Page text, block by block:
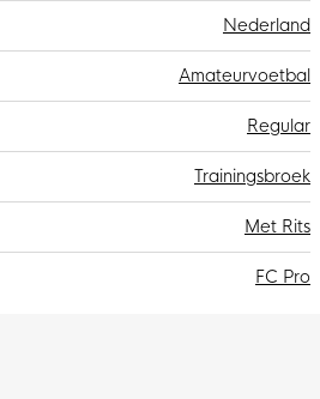
Nederland
Amateurvoetbal
Regular
Trainingsbroek
Met Rits
FC Pro